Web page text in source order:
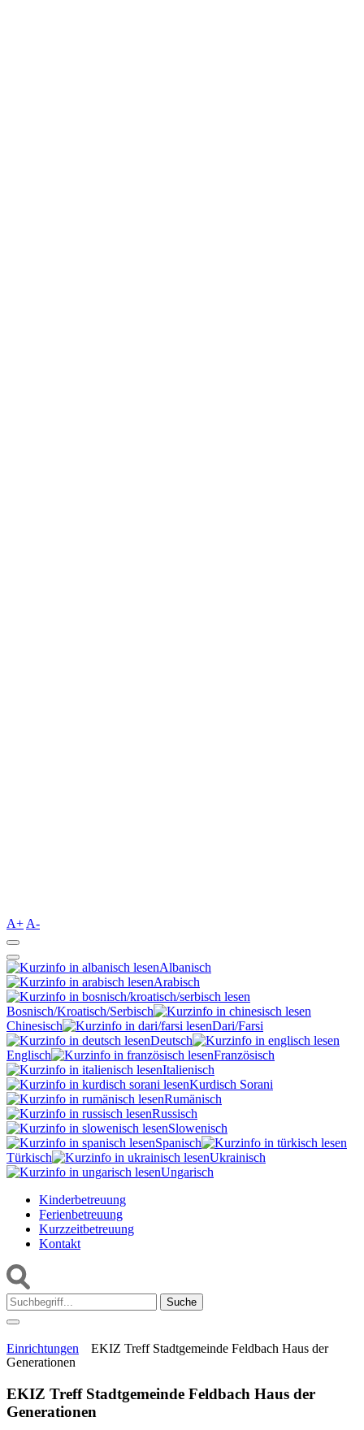
A+ A-
Albanisch
Arabisch
Bosnisch/Kroatisch/Serbisch
Chinesisch
Dari/Farsi
Deutsch
Englisch
Französisch
Italienisch
Kurdisch Sorani‎
Rumänisch
Russisch
Slowenisch
Spanisch
Türkisch
Ukrainisch
Ungarisch
Kinderbetreuung
Ferienbetreuung
Kurzzeitbetreuung
Kontakt
Suche:
Einrichtungen
EKIZ Treff Stadtgemeinde Feldbach Haus der
Generationen
EKIZ Treff Stadtgemeinde Feldbach Haus der
Generationen